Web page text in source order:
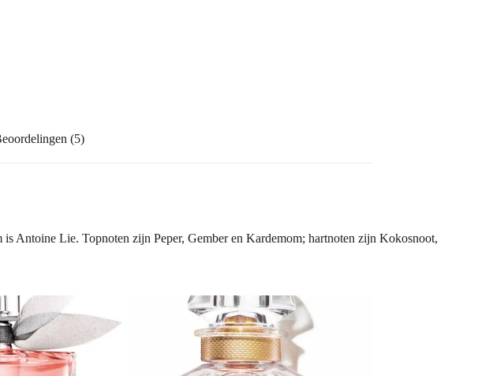
(5)
Antoine Lie. Topnoten zijn Peper, Gember en Kardemom; hartnoten zijn Kokosnoot,